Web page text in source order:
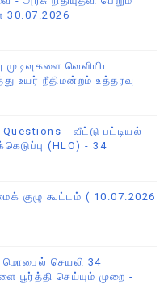
30.07.2026
முடிவுகளை வெளியிட
உயர் நீதிமன்றம் உத்தரவு
Questions - வீட்டு பட்டியல்
(HLO) - 34
குழு கூட்டம் ( 10.07.2026
மொபைல் செயலி 34
பூர்த்தி செய்யும் முறை -